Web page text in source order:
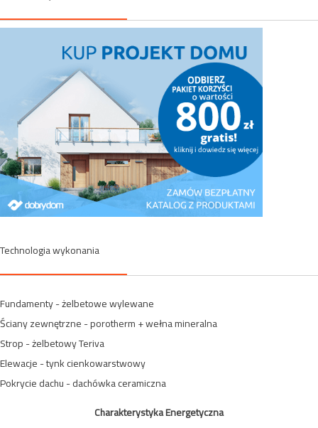
Technologia wykonania
Fundamenty - żelbetowe wylewane
Ściany zewnętrzne - porotherm + wełna mineralna
Strop - żelbetowy Teriva
Elewacje - tynk cienkowarstwowy
Pokrycie dachu - dachówka ceramiczna
Charakterystyka Energetyczna